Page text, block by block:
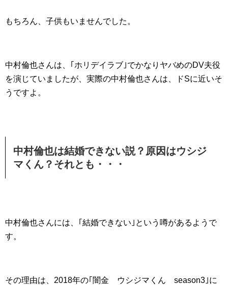
もちろん、子供もいませんでした。
中村倫也さんは、｢ホリデイラブ｣でかなりヤバめのDV夫役
を演じていましたが、実際の中村倫也さんは、ドSに近いそ
うですよ。
中村倫也は結婚できない説？原因はウシジ
マくん？それとも・・・
中村倫也さんには、｢結婚できない｣という噂があるようで
す。
その理由は、2018年の｢闇金 ウシジマくん season3｣に